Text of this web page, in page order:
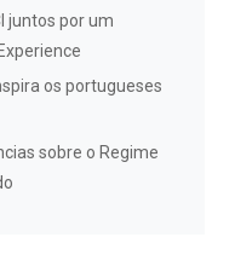
juntos por um
os portugueses
sobre o Regime